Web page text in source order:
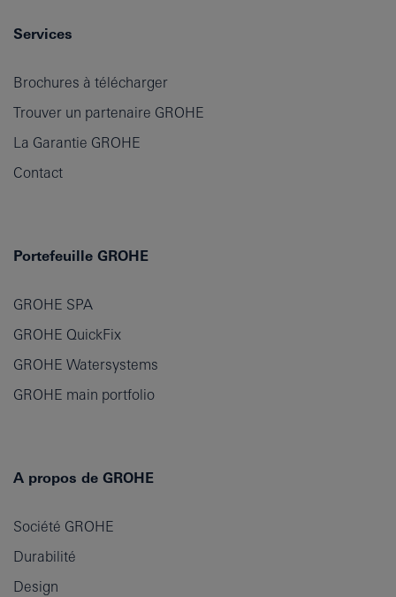
Services
Brochures à télécharger
Trouver un partenaire GROHE
La Garantie GROHE
Contact
Portefeuille GROHE
GROHE SPA
GROHE QuickFix
GROHE Watersystems
GROHE main portfolio
A propos de GROHE
Société GROHE
Durabilité
Design